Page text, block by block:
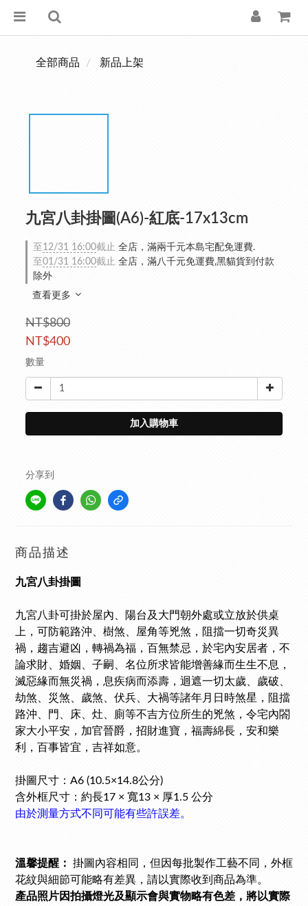
全部商品 新品上架
九宮八卦掛圖(A6)-紅底-17x13cm
至 12/31 16:00截止 全店，滿兩千元本島宅配免運費.
至01/31 16:00截止 全店，滿八千元免運費,黑貓貨到付款
除外
查看更多
NT$800
NT$400
數量
加入購物車
分享到
商品描述
九宮八卦掛圖
九宮八卦可掛於屋內、陽台及大門朝外處或立放於供桌
上， 可防範路沖、樹煞、屋角等兇煞，阻擋一切奇災異
禍，趨吉避凶，轉禍為福，百無禁忌，於宅內安居者，不
論求財、婚姻、子嗣、名位所求皆能增善緣而生生不息，
滅惡緣而無災禍，息疾病而添壽，迴遮一切太歲、歲破、
劫煞、災煞、歲煞、伏兵、大禍等諸年月日時煞星，阻擋
路沖、門、床、灶、廁等不吉方位所生的兇煞，令宅內閤
家大小平安，加官晉爵，招財進寶，福壽綿長，安和樂
利，百事皆宜，吉祥如意。
掛圖尺寸：A6 (10.5×14.8公分)
含外框尺寸：約長17 × 寬13 × 厚1.5 公分
由於測量方式不同可能有些許誤差。
溫馨提醒：
掛圖內容相同，但因每批製作工藝不同，外框
花紋與細節可能略有差異，請以實際收到商品為準。
產品照片因拍攝燈光及顯示會與實物略有色差，將以實際